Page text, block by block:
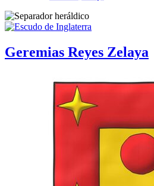
Geremias Reyes Zelaya